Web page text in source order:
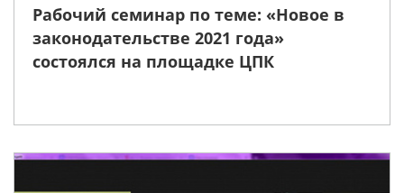
Рабочий семинар по теме: «Новое в
законодательстве 2021 года»
состоялся на площадке ЦПК